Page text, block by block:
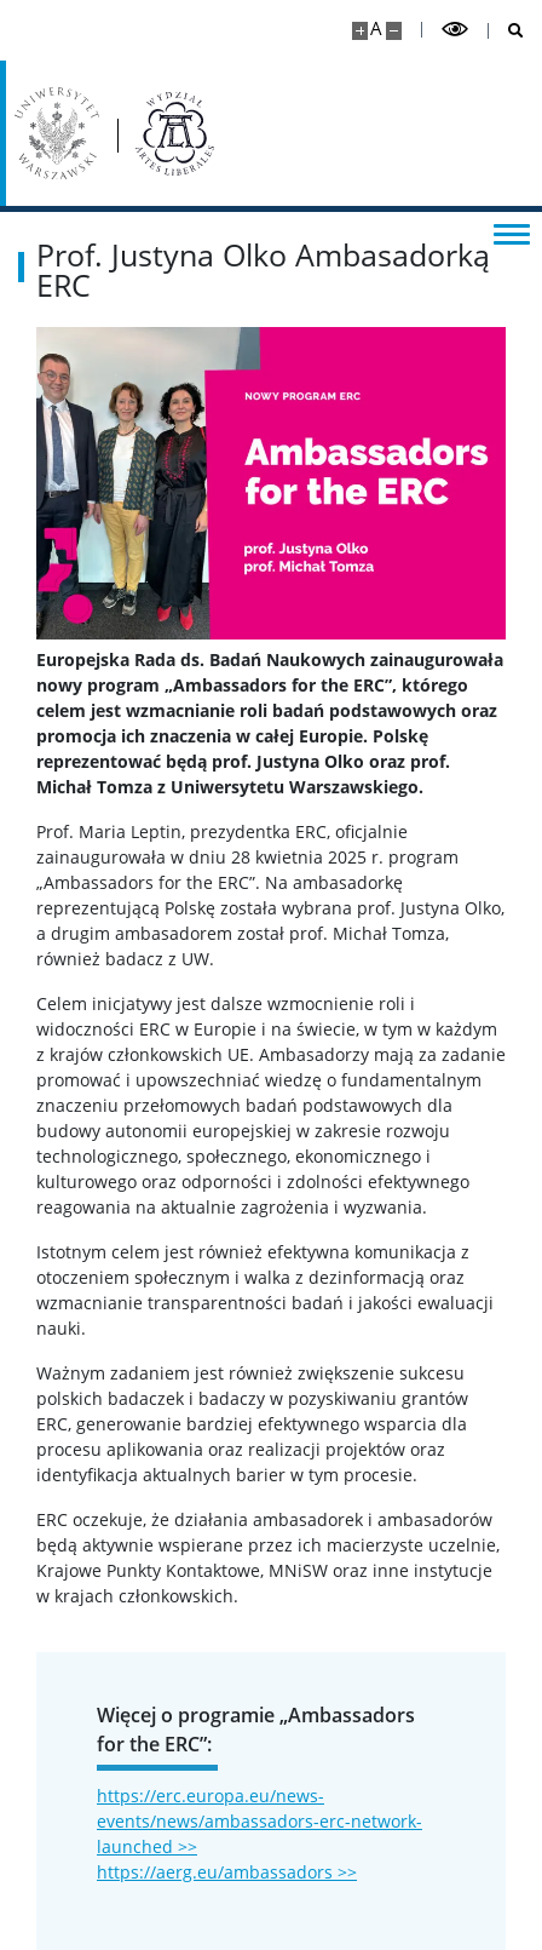
A
Dla kandydatów
Studia I stopnia
Studia II stopnia
Aktualności
Kontakt
Prof. Justyna Olko Ambasadorką
ERC
Europejska Rada ds. Badań Naukowych zainaugurowała
nowy program „Ambassadors for the ERC”, którego
celem jest wzmacnianie roli badań podstawowych oraz
promocja ich znaczenia w całej Europie. Polskę
reprezentować będą prof. Justyna Olko oraz prof.
Michał Tomza z Uniwersytetu Warszawskiego.
Prof. Maria Leptin, prezydentka ERC, oficjalnie
zainaugurowała w dniu 28 kwietnia 2025 r. program
„Ambassadors for the ERC”. Na ambasadorkę
reprezentującą Polskę została wybrana prof. Justyna Olko,
a drugim ambasadorem został prof. Michał Tomza,
również badacz z UW.
Celem inicjatywy jest dalsze wzmocnienie roli i
widoczności ERC w Europie i na świecie, w tym w każdym
z krajów członkowskich UE. Ambasadorzy mają za zadanie
promować i upowszechniać wiedzę o fundamentalnym
znaczeniu przełomowych badań podstawowych dla
budowy autonomii europejskiej w zakresie rozwoju
technologicznego, społecznego, ekonomicznego i
kulturowego oraz odporności i zdolności efektywnego
reagowania na aktualnie zagrożenia i wyzwania.
Istotnym celem jest również efektywna komunikacja z
otoczeniem społecznym i walka z dezinformacją oraz
wzmacnianie transparentności badań i jakości ewaluacji
nauki.
Ważnym zadaniem jest również zwiększenie sukcesu
polskich badaczek i badaczy w pozyskiwaniu grantów
ERC, generowanie bardziej efektywnego wsparcia dla
procesu aplikowania oraz realizacji projektów oraz
identyfikacja aktualnych barier w tym procesie.
ERC oczekuje, że działania ambasadorek i ambasadorów
będą aktywnie wspierane przez ich macierzyste uczelnie,
Krajowe Punkty Kontaktowe, MNiSW oraz inne instytucje
w krajach członkowskich.
Więcej o programie „Ambassadors
for the ERC”:
https://erc.europa.eu/news-
events/news/ambassadors-erc-network-
launched >>
https://aerg.eu/ambassadors >>